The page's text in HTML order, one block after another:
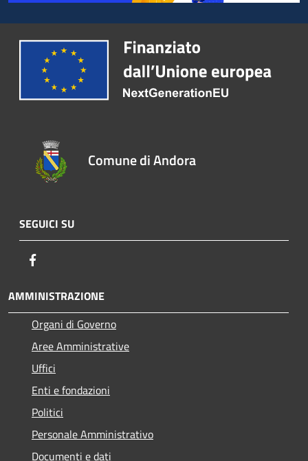
Comune di Andora
SEGUICI SU
AMMINISTRAZIONE
Organi di Governo
Aree Amministrative
Uffici
Enti e fondazioni
Politici
Personale Amministrativo
Documenti e dati